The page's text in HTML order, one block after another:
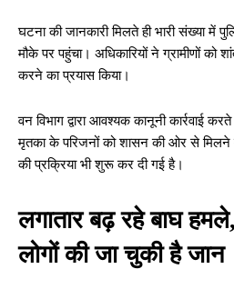
घटना की जानकारी मिलते ही भारी संख्या में
मौके पर पहुंचा। अधिकारियों ने ग्रामीणों को
करने का प्रयास किया।
वन विभाग द्वारा आवश्यक कानूनी कार्रवाई
मृतका के परिजनों को शासन की ओर से मिलने
की प्रक्रिया भी शुरू कर दी गई है।
लगातार बढ़ रहे बाघ
लोगों की जा चुकी है जान